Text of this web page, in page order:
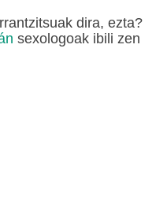
dira, ezta?
sexologoak ibili zen